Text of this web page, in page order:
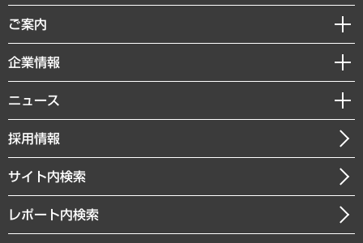
組織・人事戦略
デジタルイノベーション
共生・ダイバーシティ
GRC（ガバナンス・リスク・コンプライアンス）・防災（政策）
経済・産業・雇用・労働
まちづくり・観光・交通・スポーツ・スマートシティ
自然資源・農林水産業・食料システム
経済調査
レポート
コラム
経営用語集
受託・受注実績（官公庁関連）
メディア掲載・出演
ご案内
セミナー・イベント情報
MUFGビジネスセミナー
受託案件情報
企業情報
私たちの想い
社長メッセージ
会社概要
沿革
組織図・本部部室紹介
ニュース
ニュースリリース
お知らせ
採用情報
サイト内検索
レポート内検索